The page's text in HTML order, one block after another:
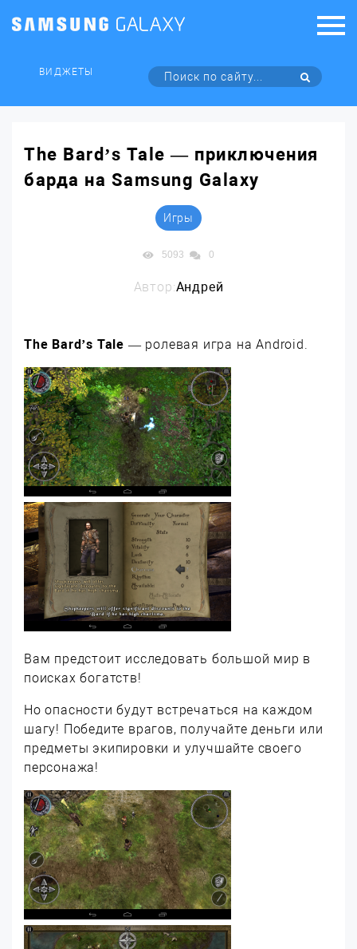
ВИДЖЕТЫ
The Bard’s Tale — приключения
барда на Samsung Galaxy
Игры
5093 0
Автор:Андрей
The Bard’s Tale — ролевая игра на Android.
Вам предстоит исследовать большой мир в
поисках богатств!
Но опасности будут встречаться на каждом
шагу! Победите врагов, получайте деньги или
предметы экипировки и улучшайте своего
персонажа!